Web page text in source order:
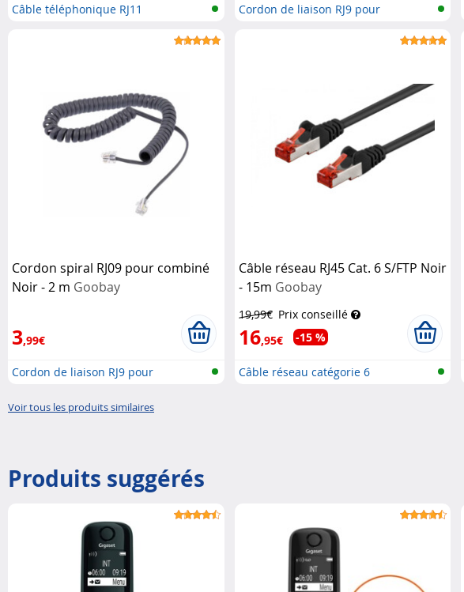
Câble téléphonique RJ11
Cordon de liaison RJ9 pour
Cordon spiral RJ09 pour combiné
Noir - 2 m Goobay
3,99€
Cordon de liaison RJ9 pour
Câble réseau RJ45 Cat. 6 S/FTP Noir
- 15m Goobay
19,99€ Prix conseillé
16,95€ -15 %
Câble réseau catégorie 6
Voir tous les produits similaires
Produits suggérés